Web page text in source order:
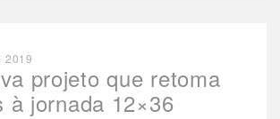
projeto que retoma
à jornada 12×36
2019